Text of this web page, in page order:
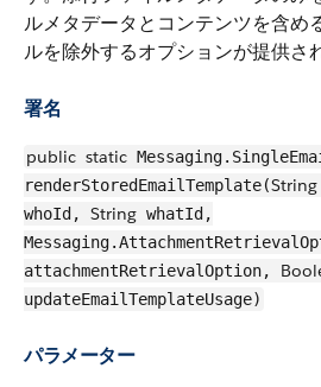
ルメタデータとコンテンツを含め
ルを除外するオプションが提供さ
署名
public static
renderStoredEmailTemplate(String
whoId, String whatId,
attachmentRetrievalOption,
updateEmailTemplateUsage)
パラメーター